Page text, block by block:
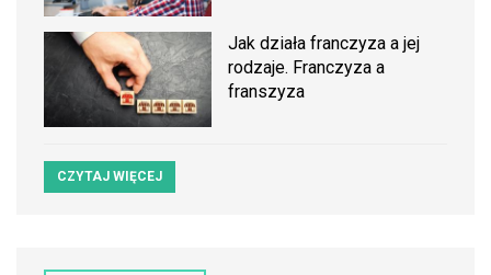
Jak działa franczyza a jej
rodzaje. Franczyza a
franszyza
CZYTAJ WIĘCEJ